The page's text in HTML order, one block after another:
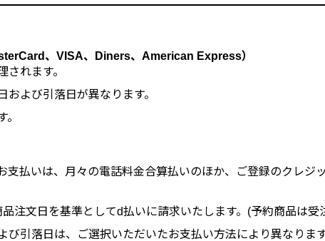
、VISA、Diners、American Express）
されます。
よび引落日が異なります。
支払いは、月々の電話料金合算払いのほか、ご登録のクレジ
注文日を基準としてd払いに請求いたします。(予約商品は
び引落日は、ご選択いただいたお支払い方法により異なりま